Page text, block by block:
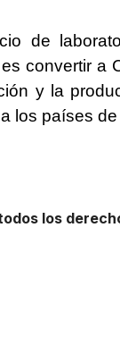
de
convertir a
y la
los países
los